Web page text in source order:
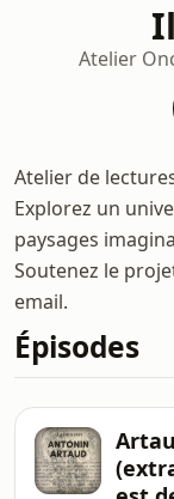
Atelier
Atelier de
Explorez un
paysages
Soutenez le
email.
Épisodes